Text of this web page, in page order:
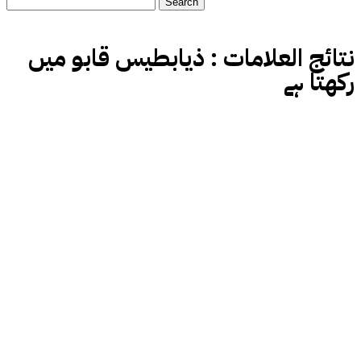
نتائج العلامات : ذیابطیس قابو میں
رکھتا ہے